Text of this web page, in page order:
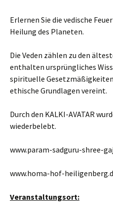
Erlernen Sie die vedische
Heilung des Planeten.
Die Veden zählen zu den
enthalten ursprüngliches
spirituelle
ethische Grundlagen vereint.
Durch den KALKI-AVATAR
wiederbelebt.
www.param-sadguru-shree-
www.homa-hof-
Veranstaltungsort: